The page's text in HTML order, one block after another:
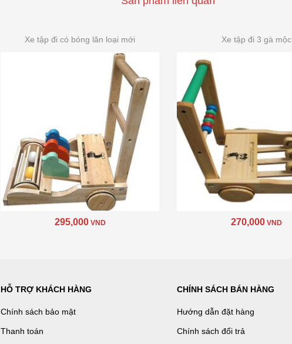
Xe tập đi có bóng lăn loại mới
295,000 VND
Xe tập đi 3 gà mộc
270,000 VND
HỖ TRỢ KHÁCH HÀNG
Chính sách bảo mật
Thanh toán
CHÍNH SÁCH BÁN HÀNG
Hướng dẫn đặt hàng
Chính sách đổi trả